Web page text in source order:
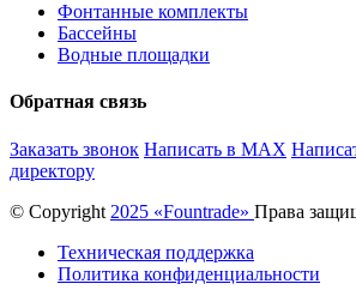
Фонтанные комплекты
Бассейны
Водные площадки
Обратная связь
Заказать звонок Написать в MAX
директору
© Copyright 2025 «Fоuntrade» Права
Техническая поддержка
Политика конфиденциальности